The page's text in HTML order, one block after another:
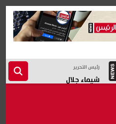
رئيس التحرير
شيماء جلال